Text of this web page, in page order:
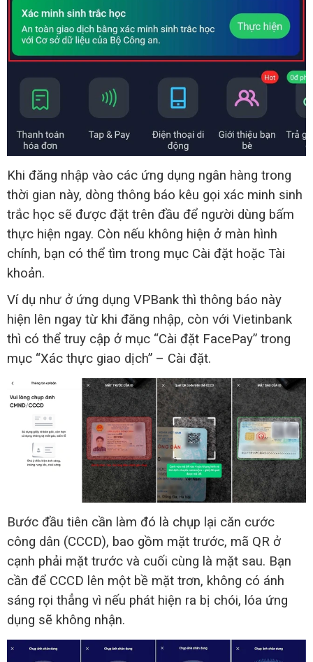
Khi đăng nhập vào các ứng dụng ngân hàng trong
thời gian này, dòng thông báo kêu gọi xác minh sinh
trắc học sẽ được đặt trên đầu để người dùng bấm
thực hiện ngay. Còn nếu không hiện ở màn hình
chính, bạn có thể tìm trong mục Cài đặt hoặc Tài
khoản.
Ví dụ như ở ứng dụng VPBank thì thông báo này
hiện lên ngay từ khi đăng nhập, còn với Vietinbank
thì có thể truy cập ở mục “Cài đặt FacePay” trong
mục “Xác thực giao dịch” – Cài đặt.
Bước đầu tiên cần làm đó là chụp lại căn cước
công dân (CCCD), bao gồm mặt trước, mã QR ở
cạnh phải mặt trước và cuối cùng là mặt sau. Bạn
cần để CCCD lên một bề mặt trơn, không có ánh
sáng rọi thẳng vì nếu phát hiện ra bị chói, lóa ứng
dụng sẽ không nhận.